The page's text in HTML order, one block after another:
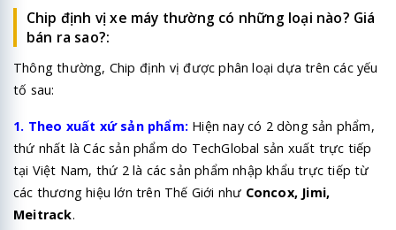
Chip định vị xe máy thường có những loại nào? Giá
bán ra sao?:
Thông thường, Chip định vị được phân loại dựa trên các yếu
tố sau:
1. Theo xuất xứ sản phẩm: Hiện nay có 2 dòng sản phẩm,
thứ nhất là Các sản phẩm do TechGlobal sản xuất trực tiếp
tại Việt Nam, thứ 2 là các sản phẩm nhập khẩu trực tiếp từ
các thương hiệu lớn trên Thế Giới như Concox, Jimi,
Meitrack.